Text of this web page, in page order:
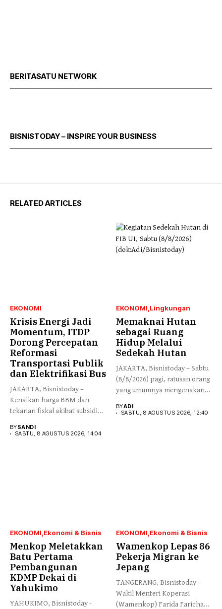
BERITASATU NETWORK
BISNISTODAY – INSPIRE YOUR BUSINESS
RELATED ARTICLES
EKONOMI
Krisis Energi Jadi
Momentum, ITDP
Dorong Percepatan
Reformasi
Transportasi Publik
dan Elektrifikasi Bus
JAKARTA, Bisnistoday –
Kenaikan harga BBM dan
tekanan fiskal akibat subsidi
BYSANDI
SABTU, 8 AGUSTUS 2026, 14:04
EKONOMI Lingkungan
Memaknai Hutan
sebagai Ruang
Hidup Melalui
Sedekah Hutan
JAKARTA, Bisnistoday – Sabtu
(8/8/2026) pagi, ratusan orang
yang umumnya mengenakan
BYADI
SABTU, 8 AGUSTUS 2026, 12:40
EKONOMI Ekonomi & Bisnis
Menkop Meletakkan
Batu Pertama
Pembangunan
KDMP Dekai di
Yahukimo
YAHUKIMO, Bisnistoday -
EKONOMI Ekonomi & Bisnis
Wamenkop Lepas 86
Pekerja Migran ke
Jepang
TANGERANG, Bisnistoday –
Wakil Menteri Koperasi
(Wamenkop) Farida Farichah